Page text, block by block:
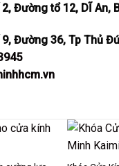
Đường tổ 12, DĨ An,
Đường 36, Tp Thủ